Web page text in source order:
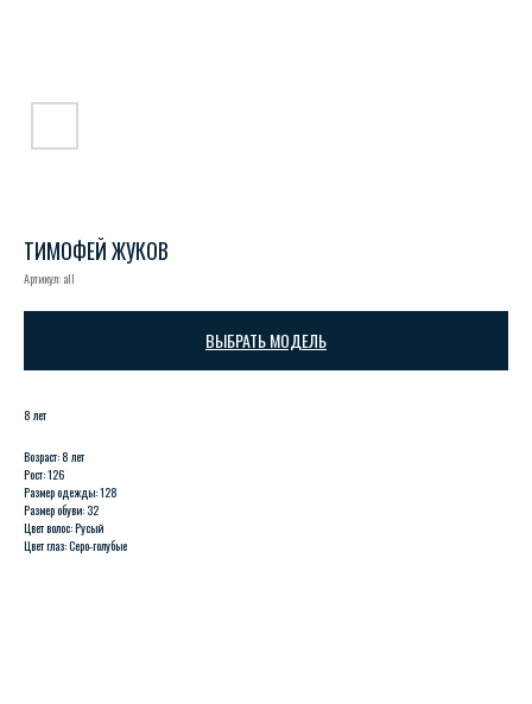
ТИМОФЕЙ ЖУКОВ
Артикул: all
ВЫБРАТЬ МОДЕЛЬ
8 лет
Возраст: 8 лет
Рост: 126
Размер одежды: 128
Размер обуви: 32
Цвет волос: Русый
Цвет глаз: Серо-голубые